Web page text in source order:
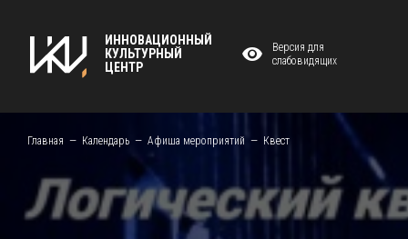
ИННОВАЦИОННЫЙ
КУЛЬТУРНЫЙ
ЦЕНТР
Версия для
слабовидящих
Главная Календарь Афиша мероприятий Квест